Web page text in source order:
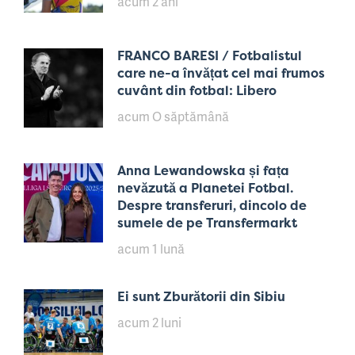
FRANCO BARESI / Fotbalistul
care ne-a învățat cel mai frumos
cuvânt din fotbal: Libero
acum O săptămână
Anna Lewandowska și fața
nevăzută a Planetei Fotbal.
Despre transferuri, dincolo de
sumele de pe Transfermarkt
acum 1 lună
Ei sunt Zburătorii din Sibiu
acum 2 luni